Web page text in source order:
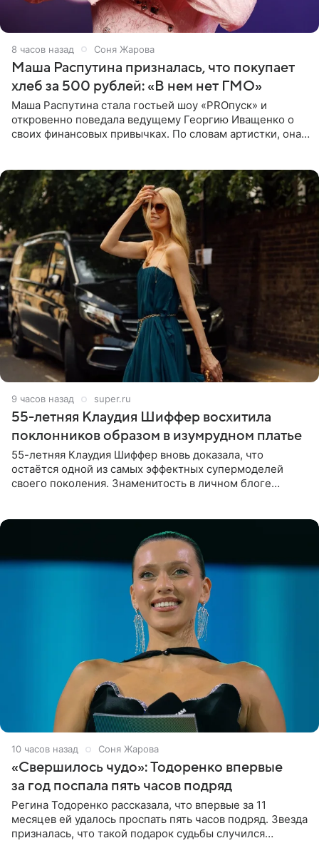
8 часов назад Соня Жарова
Маша Распутина призналась, что покупает
хлеб за 500 рублей: «В нем нет ГМО»
Маша Распутина стала гостьей шоу «PROпуск» и
откровенно поведала ведущему Георгию Иващенко о
своих финансовых привычках. По словам артистки, она
9 часов назад super.ru
55-летняя Клаудия Шиффер восхитила
поклонников образом в изумрудном платье
55-летняя Клаудия Шиффер вновь доказала, что
остаётся одной из самых эффектных супермоделей
своего поколения. Знаменитость в личном блоге
10 часов назад Соня Жарова
«Свершилось чудо»: Тодоренко впервые
за год поспала пять часов подряд
Регина Тодоренко рассказала, что впервые за 11
месяцев ей удалось проспать пять часов подряд. Звезда
призналась, что такой подарок судьбы случился